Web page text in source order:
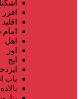
افزر
اقلید
اهل
اوز
ایج
باب
بالاده